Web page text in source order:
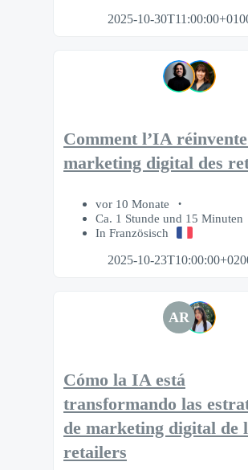
2025-10-
Comment l’IA
marketing digital des
vor 10 Monate
Ca. 1 Stunde und 15 Minuten
In Französisch
2025-10-
AR
Cómo la IA está
transformando las
de marketing digital de
retailers